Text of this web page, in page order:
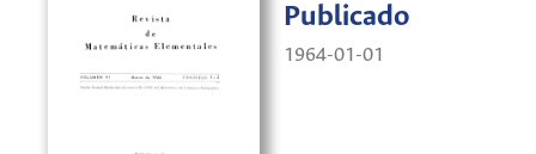
Publicado
1964-01-01